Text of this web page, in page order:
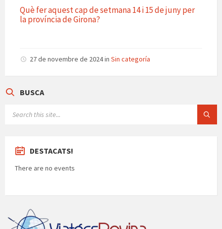
te
Què fer aquest cap de setmana 14 i 15 de juny per
la província de Girona?
27 de novembre de 2024in Sin categoría
BUSCA
DESTACATS!
There are no events